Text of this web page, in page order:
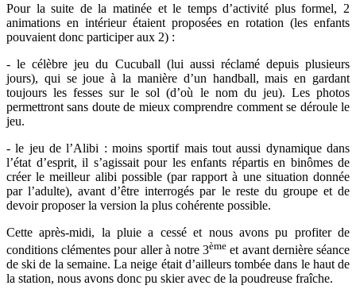
Pour la suite de la matinée et le temps d’activité plus formel, 2
animations en intérieur étaient proposées en rotation (les enfants
pouvaient donc participer aux 2) :
- le célèbre jeu du Cucuball (lui aussi réclamé depuis plusieurs
jours), qui se joue à la manière d’un handball, mais en gardant
toujours les fesses sur le sol (d’où le nom du jeu). Les photos
permettront sans doute de mieux comprendre comment se déroule le
jeu.
- le jeu de l’Alibi : moins sportif mais tout aussi dynamique dans
l’état d’esprit, il s’agissait pour les enfants répartis en binômes de
créer le meilleur alibi possible (par rapport à une situation donnée
par l’adulte), avant d’être interrogés par le reste du groupe et de
devoir proposer la version la plus cohérente possible.
Cette après-midi, la pluie a cessé et nous avons pu profiter de
conditions clémentes pour aller à notre 3ème et avant dernière séance
de ski de la semaine. La neige était d’ailleurs tombée dans le haut de
la station, nous avons donc pu skier avec de la poudreuse fraîche.